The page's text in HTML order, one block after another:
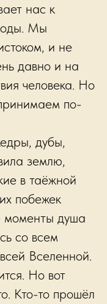
нас к
Мы
и не
давно и на
человека. Но
по-
дубы,
землю,
в таёжной
побежек
моменты душа
со всем
Вселенной.
Но вот
Кто-то прошёл